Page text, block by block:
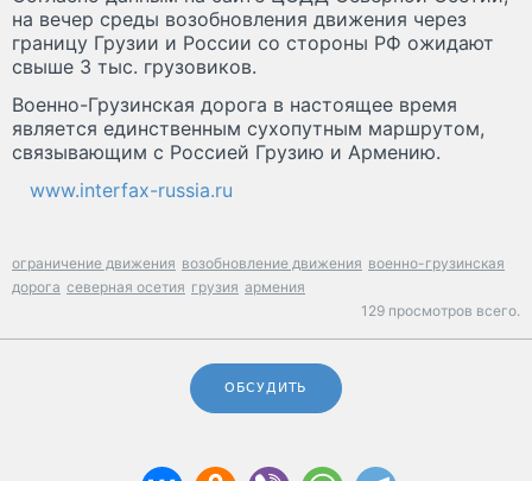
на вечер среды возобновления движения через
границу Грузии и России со стороны РФ ожидают
свыше 3 тыс. грузовиков.
Военно-Грузинская дорога в настоящее время
является единственным сухопутным маршрутом,
связывающим с Россией Грузию и Армению.
www.interfax-russia.ru
ограничение движения возобновление движения военно-грузинская
дорога северная осетия грузия армения
129 просмотров всего.
ОБСУДИТЬ